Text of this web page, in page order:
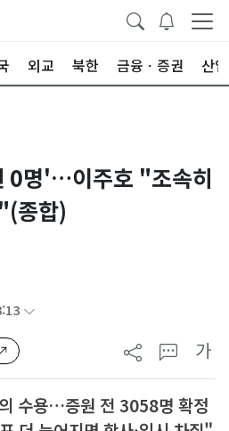
외교 북한 금융ㆍ증권 산업
0명'…이주호 "조속히
종합)
가
수용…증원 전 3058명 확정